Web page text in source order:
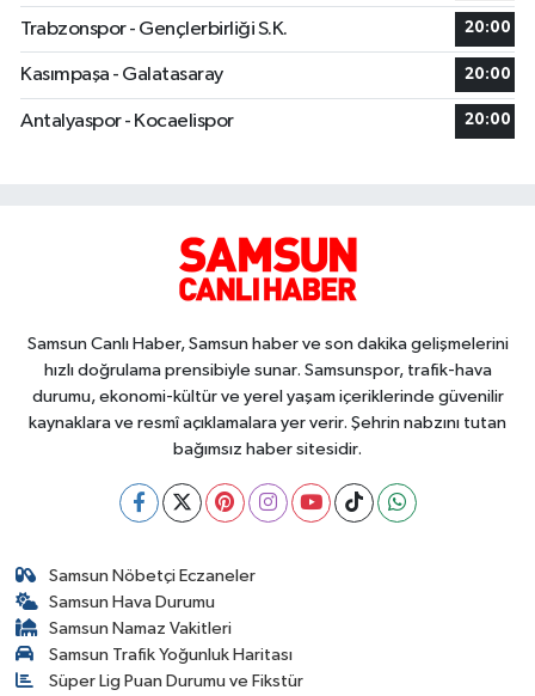
Trabzonspor - Gençlerbirliği S.K. 20:00
Kasımpaşa - Galatasaray 20:00
Antalyaspor - Kocaelispor 20:00
Samsun Canlı Haber, Samsun haber ve son dakika gelişmelerini
hızlı doğrulama prensibiyle sunar. Samsunspor, trafik-hava
durumu, ekonomi-kültür ve yerel yaşam içeriklerinde güvenilir
kaynaklara ve resmî açıklamalara yer verir. Şehrin nabzını tutan
bağımsız haber sitesidir.
Samsun Nöbetçi Eczaneler
Samsun Hava Durumu
Samsun Namaz Vakitleri
Samsun Trafik Yoğunluk Haritası
Süper Lig Puan Durumu ve Fikstür